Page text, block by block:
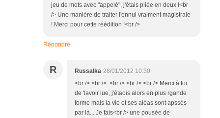
jeu de mots avec "appelé", j'étais pliée en deux !<br
/> Une manière de traiter l'ennui vraiment magistrale
! Merci pour cette réédition !<br />
Répondre
R Russalka 28/01/2012 10:30
<br /> <br /> <br /> <br /> <br /> Merci à toi
de 'lavoir lue, j'étaois alors en plus rgande
forme mais la vie et ses aléas sont apssés
par là... Je fais<br /> une pousée de